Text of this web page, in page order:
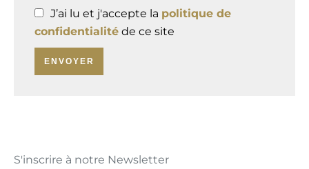
J’ai lu et j'accepte la politique de
confidentialité de ce site
ENVOYER
S'inscrire à notre Newsletter